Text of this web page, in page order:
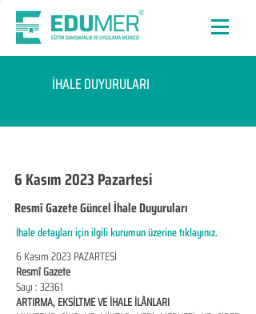
İHALE DUYURULARI
6 Kasım 2023 Pazartesi
Resmî Gazete Güncel İhale Duyuruları
İhale detayları için ilgili kurumun üzerine tıklayınız.
6 Kasım 2023 PAZARTESİ
Resmî Gazete
Sayı : 32361
ARTIRMA, EKSİLTME VE İHALE İLÂNLARI